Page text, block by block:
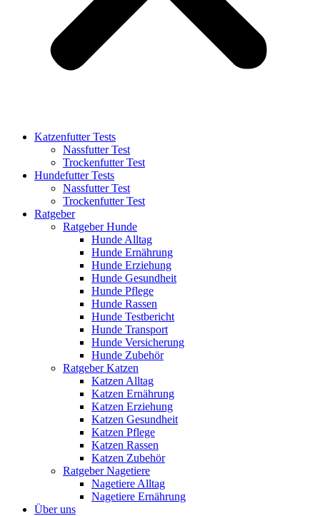
Katzenfutter Tests
Nassfutter Test
Trockenfutter Test
Hundefutter Tests
Nassfutter Test
Trockenfutter Test
Ratgeber
Ratgeber Hunde
Hunde Alltag
Hunde Ernährung
Hunde Erziehung
Hunde Gesundheit
Hunde Pflege
Hunde Rassen
Hunde Testbericht
Hunde Transport
Hunde Versicherung
Hunde Zubehör
Ratgeber Katzen
Katzen Alltag
Katzen Ernährung
Katzen Erziehung
Katzen Gesundheit
Katzen Pflege
Katzen Rassen
Katzen Zubehör
Ratgeber Nagetiere
Nagetiere Alltag
Nagetiere Ernährung
Über uns